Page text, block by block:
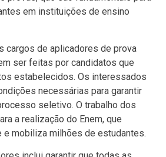
em instituições de ensino
cargos de aplicadores de prova
ser feitas por candidatos que
estabelecidos. Os interessados
necessárias para garantir
seletivo. O trabalho dos
a realização do Enem, que
e mobiliza milhões de estudantes.